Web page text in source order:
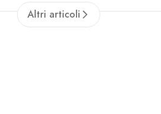
Altri articoli